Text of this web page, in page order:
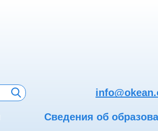
Сведения об